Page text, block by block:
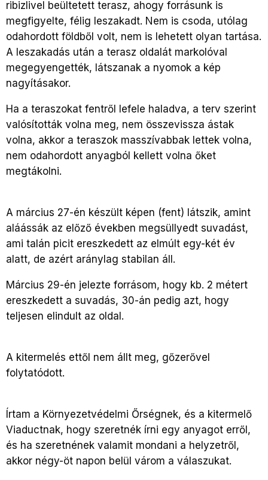
ribizlivel beültetett terasz, ahogy forrásunk is
megfigyelte, félig leszakadt. Nem is csoda, utólag
odahordott földből volt, nem is lehetett olyan tartása.
A leszakadás után a terasz oldalát markolóval
megegyengették, látszanak a nyomok a kép
nagyításakor.
Ha a teraszokat fentről lefele haladva, a terv szerint
valósították volna meg, nem összevissza ástak
volna, akkor a teraszok masszívabbak lettek volna,
nem odahordott anyagból kellett volna őket
megtákolni.
A március 27-én készült képen (fent) látszik, amint
aláássák az előző években megsüllyedt suvadást,
ami talán picit ereszkedett az elmúlt egy-két év
alatt, de azért aránylag stabilan áll.
Március 29-én jelezte forrásom, hogy kb. 2 métert
ereszkedett a suvadás, 30-án pedig azt, hogy
teljesen elindult az oldal.
A kitermelés ettől nem állt meg, gőzerővel
folytatódott.
Írtam a Környezetvédelmi Őrségnek, és a kitermelő
Viaductnak, hogy szeretnék írni egy anyagot erről,
és ha szeretnének valamit mondani a helyzetről,
akkor négy-öt napon belül várom a válaszukat.